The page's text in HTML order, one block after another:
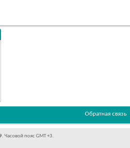
Обратная связь
. Часовой пояс GMT +3.